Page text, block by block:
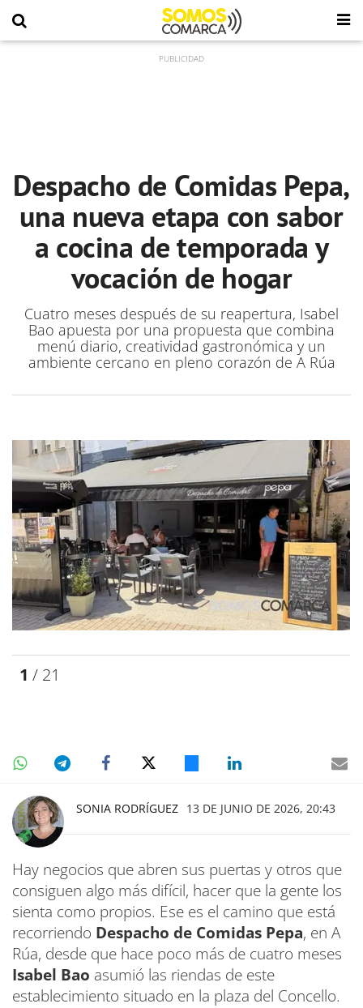
Despacho de Comidas Pepa,
una nueva etapa con sabor
a cocina de temporada y
vocación de hogar
Cuatro meses después de su reapertura, Isabel
Bao apuesta por una propuesta que combina
menú diario, creatividad gastronómica y un
ambiente cercano en pleno corazón de A Rúa
1 / 21
SONIA RODRÍGUEZ 13 DE JUNIO DE 2026, 20:43
Hay negocios que abren sus puertas y otros que
consiguen algo más difícil, hacer que la gente los
sienta como propios. Ese es el camino que está
recorriendo Despacho de Comidas Pepa, en A
Rúa, desde que hace poco más de cuatro meses
Isabel Bao asumió las riendas de este
establecimiento situado en la plaza del Concello.